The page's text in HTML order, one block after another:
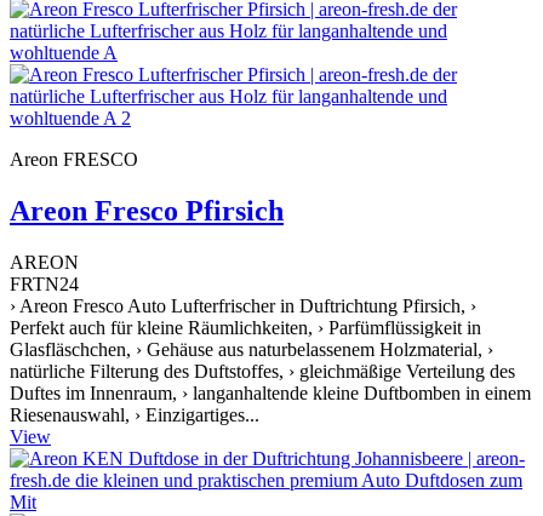
Areon FRESCO
Areon Fresco Pfirsich
AREON
FRTN24
› Areon Fresco Auto Lufterfrischer in Duftrichtung Pfirsich, ›
Perfekt auch für kleine Räumlichkeiten, › Parfümflüssigkeit in
Glasfläschchen, › Gehäuse aus naturbelassenem Holzmaterial, ›
natürliche Filterung des Duftstoffes, › gleichmäßige Verteilung des
Duftes im Innenraum, › langanhaltende kleine Duftbomben in einem
Riesenauswahl, › Einzigartiges...
View